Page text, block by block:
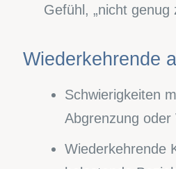
Gefühl, „nicht genug
Wiederkehrende
Schwierigkeiten
Abgrenzung oder
Wiederkehrende